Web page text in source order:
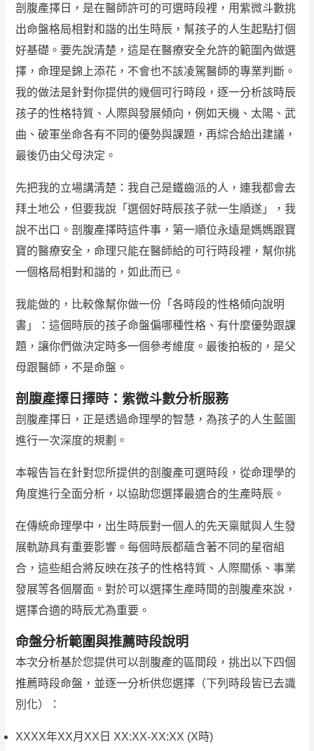
剖腹產擇日，是在醫師許可的可選時段裡，用紫微斗數挑
出命盤格局相對和諧的出生時辰，幫孩子的人生起點打個
好基礎。要先說清楚，這是在醫療安全允許的範圍內做選
擇，命理是錦上添花，不會也不該凌駕醫師的專業判斷。
我的做法是針對你提供的幾個可行時段，逐一分析該時辰
孩子的性格特質、人際與發展傾向，例如天機、太陽、武
曲、破軍坐命各有不同的優勢與課題，再綜合給出建議，
最後仍由父母決定。
先把我的立場講清楚：我自己是鐵齒派的人，連我都會去
拜土地公，但要我說「選個好時辰孩子就一生順遂」，我
說不出口。剖腹產擇時這件事，第一順位永遠是媽媽跟寶
寶的醫療安全，命理只能在醫師給的可行時段裡，幫你挑
一個格局相對和諧的，如此而已。
我能做的，比較像幫你做一份「各時段的性格傾向說明
書」：這個時辰的孩子命盤偏哪種性格、有什麼優勢跟課
題，讓你們做決定時多一個參考維度。最後拍板的，是父
母跟醫師，不是命盤。
剖腹產擇日擇時：紫微斗數分析服務
剖腹產擇日，正是透過命理學的智慧，為孩子的人生藍圖
進行一次深度的規劃。
本報告旨在針對您所提供的剖腹產可選時段，從命理學的
角度進行全面分析，以協助您選擇最適合的生產時辰。
在傳統命理學中，出生時辰對一個人的先天稟賦與人生發
展軌跡具有重要影響。每個時辰都蘊含著不同的星宿組
合，這些組合將反映在孩子的性格特質、人際關係、事業
發展等各個層面。對於可以選擇生產時間的剖腹產來說，
選擇合適的時辰尤為重要。
命盤分析範圍與推薦時段說明
本次分析基於您提供可以剖腹產的區間段，挑出以下四個
推薦時段命盤，並逐一分析供您選擇（下列時段皆已去識
別化）：
XXXX年XX月XX日 XX:XX-XX:XX (X時)